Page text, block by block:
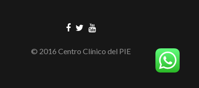
© 2016 Centro Clínico del PIE